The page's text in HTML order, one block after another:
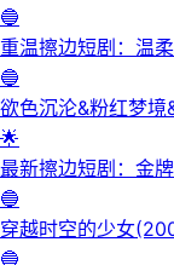
3集
🔵
重温擦边短剧：温
&老刘又胖啦&刘倩宇
🔵
欲色沉沦&粉红梦境
正洁
🌟
最新擦边短剧：金
下人&补习老师&学
🔵
穿越时空的少女
【中文字幕】【爱情
🔵